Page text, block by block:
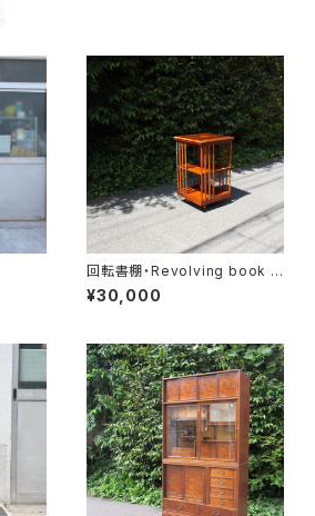
回転書棚・Revolving book c
ase
¥30,000